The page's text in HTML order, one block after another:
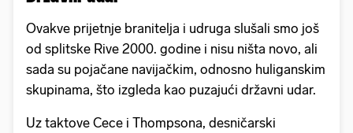
Ovakve prijetnje branitelja i udruga slušali smo još
od splitske Rive 2000. godine i nisu ništa novo, ali
sada su pojačane navijačkim, odnosno huliganskim
skupinama, što izgleda kao puzajući državni udar.
Uz taktove Cece i Thompsona, desničarski